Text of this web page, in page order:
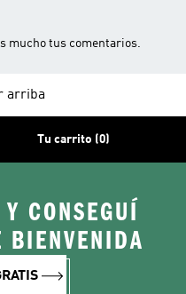
mucho tus comentarios.
arriba
Tu carrito (0)
CONSEGUÍ
BIENVENIDA